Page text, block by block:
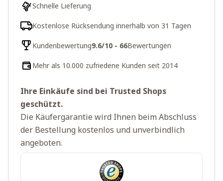
Schnelle Lieferung
Kostenlose Rücksendung innerhalb von 31 Tagen
Kundenbewertung9.6/10 - 66Bewertungen
Mehr als 10.000 zufriedene Kunden seit 2014
Ihre Einkäufe sind bei Trusted Shops
geschützt.
Die Käufergarantie wird Ihnen beim Abschluss
der Bestellung kostenlos und unverbindlich
angeboten.